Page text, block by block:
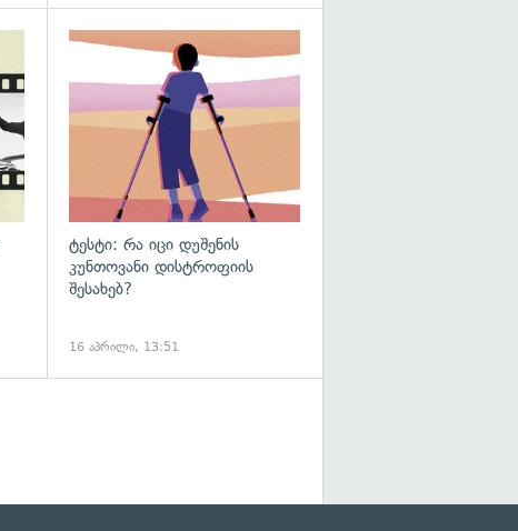
ტესტი: რა იცი დუშენის
კუნთოვანი დისტროფიის
შესახებ?
16 აპრილი, 13:51